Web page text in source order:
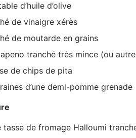
d’huile d’olive
de vinaigre xérès
de moutarde en grains
tranché très mince (ou
de chips de pita
d’une demi-pomme grenade
de fromage Halloumi